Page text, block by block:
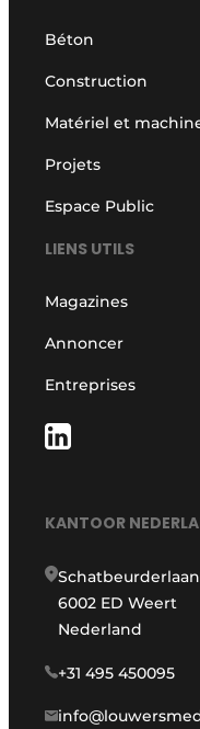
Béton
Construction
Matériel et
Projets
Espace Public
LIENS UTILS
Magazines
Annoncer
Entreprises
KANTOOR
6002 ED Weert
Nederland
+31 495 450095